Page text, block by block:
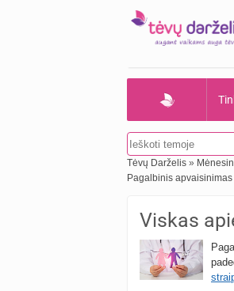
Tėvų Darželis »
Pagalbinis apvaisinimas
Viskas